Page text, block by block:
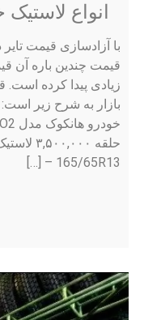
انواع
با آزادسازی قیمت
قیمت چندین باره آن
زیادی پیدا کرده است.
بازار به شرح زیر است:
165/65R13 – […]